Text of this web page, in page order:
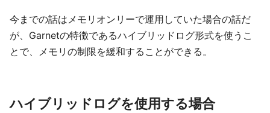
今までの話はメモリオンリーで運用していた場合の話だ
が、Garnetの特徴であるハイブリッドログ形式を使うこ
とで、メモリの制限を緩和することができる。
ハイブリッドログを使用する場合